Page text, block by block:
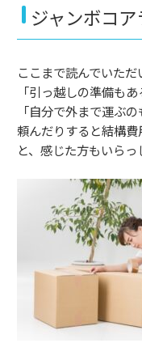
ジャンボコ
ここまで読んでいただ
「引っ越しの準備も
「自分で外まで運ぶ
頼んだりすると結構費
と、感じた方もいらっ